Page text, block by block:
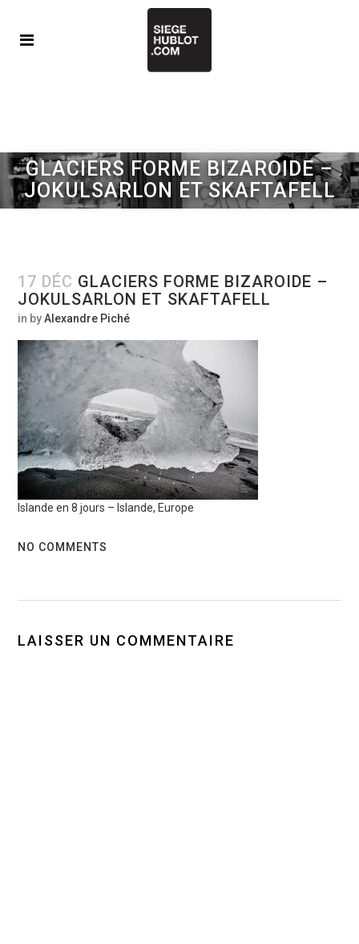
GLACIERS FORME BIZAROIDE –
JOKULSARLON ET SKAFTAFELL
17 DÉC GLACIERS FORME BIZAROIDE –
JOKULSARLON ET SKAFTAFELL
in byAlexandre Piché
Islande en 8 jours – Islande, Europe
NO COMMENTS
LAISSER UN COMMENTAIRE